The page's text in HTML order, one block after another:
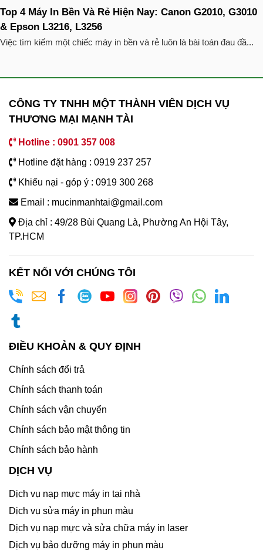
Top 4 Máy In Bền Và Rẻ Hiện Nay: Canon G2010, G3010
& Epson L3216, L3256
Việc tìm kiếm một chiếc máy in bền và rẻ luôn là bài toán đau đầ...
CÔNG TY TNHH MỘT THÀNH VIÊN DỊCH VỤ
THƯƠNG MẠI MẠNH TÀI
Hotline : 0901 357 008
Hotline đặt hàng : 0919 237 257
Khiếu nại - góp ý : 0919 300 268
Email : mucinmanhtai@gmail.com
Địa chỉ : 49/28 Bùi Quang Là, Phường An Hội Tây,
TP.HCM
KẾT NỐI VỚI CHÚNG TÔI
ĐIỀU KHOẢN & QUY ĐỊNH
Chính sách đổi trả
Chính sách thanh toán
Chính sách vận chuyển
Chính sách bảo mật thông tin
Chính sách bảo hành
DỊCH VỤ
Dịch vụ nạp mực máy in tại nhà
Dịch vụ sửa máy in phun màu
Dịch vụ nạp mực và sửa chữa máy in laser
Dịch vụ bảo dưỡng máy in phun màu